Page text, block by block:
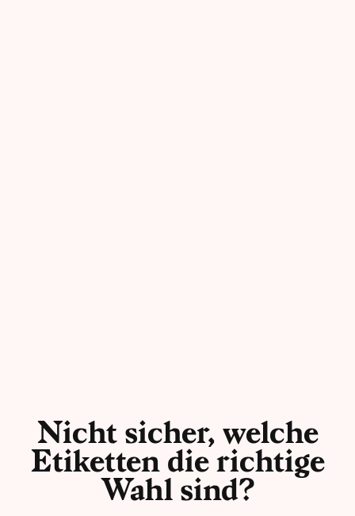
Nicht sicher, welche
Etiketten die richtige
Wahl sind?